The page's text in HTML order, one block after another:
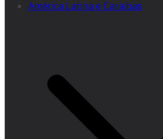
América Latina e Caraíbas